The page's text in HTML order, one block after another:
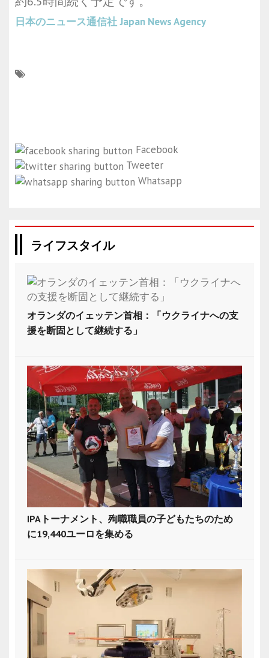
日本のニュース通信社 Japan News Agency
Facebook
Tweeter
Whatsapp
ライフスタイル
オランダのイェッテン首相：「ウクライナへの支
援を断固として継続する」
IPAトーナメント、殉職職員の子どもたちのため
に19,440ユーロを集める